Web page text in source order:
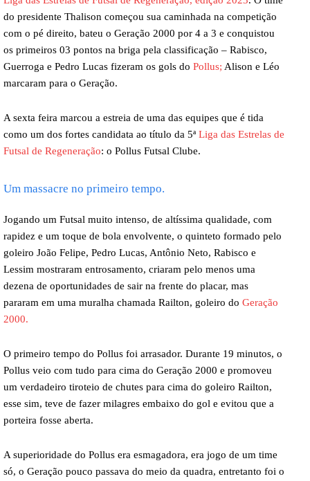
do presidente Thalison começou sua caminhada na competição
com o pé direito, bateu o Geração 2000 por 4 a 3 e conquistou
os primeiros 03 pontos na briga pela classificação – Rabisco,
Guerroga e Pedro Lucas fizeram os gols do Pollus; Alison e Léo
marcaram para o Geração.
A sexta feira marcou a estreia de uma das equipes que é tida
como um dos fortes candidata ao título da 5ª Liga das Estrelas de
Futsal de Regeneração: o Pollus Futsal Clube.
Um massacre no primeiro tempo.
Jogando um Futsal muito intenso, de altíssima qualidade, com
rapidez e um toque de bola envolvente, o quinteto formado pelo
goleiro João Felipe, Pedro Lucas, Antônio Neto, Rabisco e
Lessim mostraram entrosamento, criaram pelo menos uma
dezena de oportunidades de sair na frente do placar, mas
pararam em uma muralha chamada Railton, goleiro do Geração
2000.
O primeiro tempo do Pollus foi arrasador. Durante 19 minutos, o
Pollus veio com tudo para cima do Geração 2000 e promoveu
um verdadeiro tiroteio de chutes para cima do goleiro Railton,
esse sim, teve de fazer milagres embaixo do gol e evitou que a
porteira fosse aberta.
A superioridade do Pollus era esmagadora, era jogo de um time
só, o Geração pouco passava do meio da quadra, entretanto foi o